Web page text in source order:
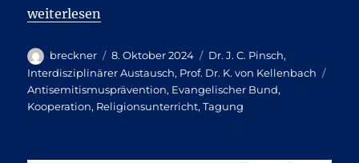
„Studientag zur Antisemitismusprävention“
weiterlesen
Autor
breckner
Veröffentlicht
am
8. Oktober 2024 Kategorien
Dr. J. C. Pinsch,
Interdisziplinärer Austausch, Prof. Dr. K. von Kellenbach
Antisemitismusprävention, Evangelischer Bund,
Kooperation, Religionsunterricht,Tagung